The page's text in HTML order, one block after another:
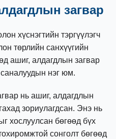
загвар
хүснэгтийн тэргүүлэгч
төрлийн санхүүгийн
ашиг, алдагдлын загвар
нэг юм.
нь ашиг, алдагдлын
зориулагдсан. Энэ нь
хослуулсан бөгөөд бүх
сонголт бөгөөд